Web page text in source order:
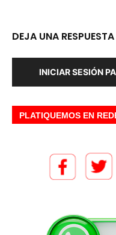
DEJA UNA RESPUESTA
INICIAR SESIÓN
PLATIQUEMOS EN